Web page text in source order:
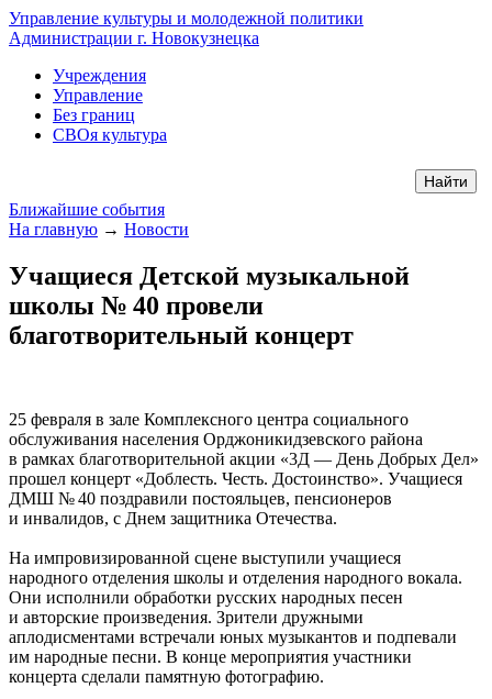
Управление культуры и молодежной политики
Администрации г. Новокузнецка
Учреждения
Управление
Без границ
СВОя культура
Ближайшие события
На главную → Новости
Учащиеся Детской музыкальной
школы № 40 провели
благотворительный концерт
25 февраля в зале Комплексного центра социального
обслуживания населения Орджоникидзевского района
в рамках благотворительной акции «3Д — День Добрых Дел»
прошел концерт «Доблесть. Честь. Достоинство». Учащиеся
ДМШ № 40 поздравили постояльцев, пенсионеров
и инвалидов, с Днем защитника Отечества.
На импровизированной сцене выступили учащиеся
народного отделения школы и отделения народного вокала.
Они исполнили обработки русских народных песен
и авторские произведения. Зрители дружными
аплодисментами встречали юных музыкантов и подпевали
им народные песни. В конце мероприятия участники
концерта сделали памятную фотографию.